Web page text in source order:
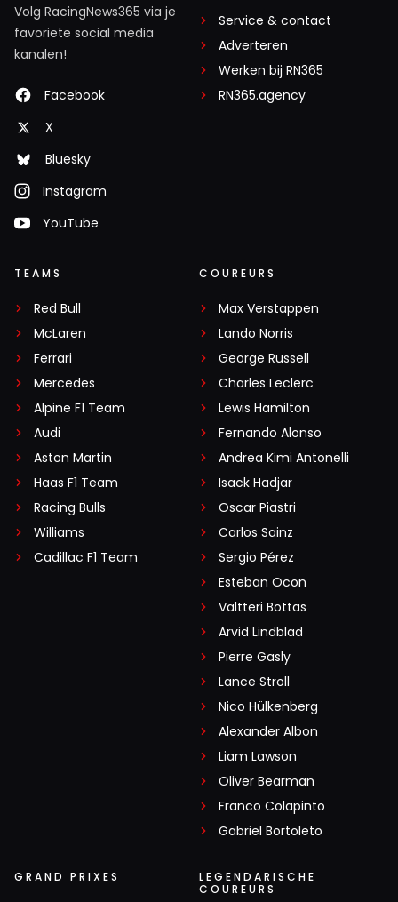
Volg RacingNews365 via je
favoriete social media
kanalen!
Facebook
X
Bluesky
Instagram
YouTube
Service & contact
Adverteren
Werken bij RN365
RN365.agency
TEAMS
Red Bull
McLaren
Ferrari
Mercedes
Alpine F1 Team
Audi
Aston Martin
Haas F1 Team
Racing Bulls
Williams
Cadillac F1 Team
COUREURS
Max Verstappen
Lando Norris
George Russell
Charles Leclerc
Lewis Hamilton
Fernando Alonso
Andrea Kimi Antonelli
Isack Hadjar
Oscar Piastri
Carlos Sainz
Sergio Pérez
Esteban Ocon
Valtteri Bottas
Arvid Lindblad
Pierre Gasly
Lance Stroll
Nico Hülkenberg
Alexander Albon
Liam Lawson
Oliver Bearman
Franco Colapinto
Gabriel Bortoleto
GRAND PRIXES
LEGENDARISCHE
COUREURS